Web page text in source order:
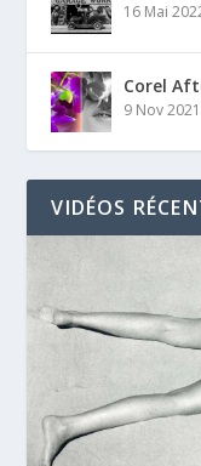
16 Mai
Corel
9 Nov 2021
VIDÉOS